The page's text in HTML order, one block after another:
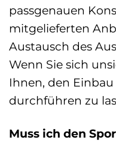
passgenauen
mitgelieferten
Austausch des
Wenn Sie sich
Ihnen, den
durchführen zu
Muss ich den